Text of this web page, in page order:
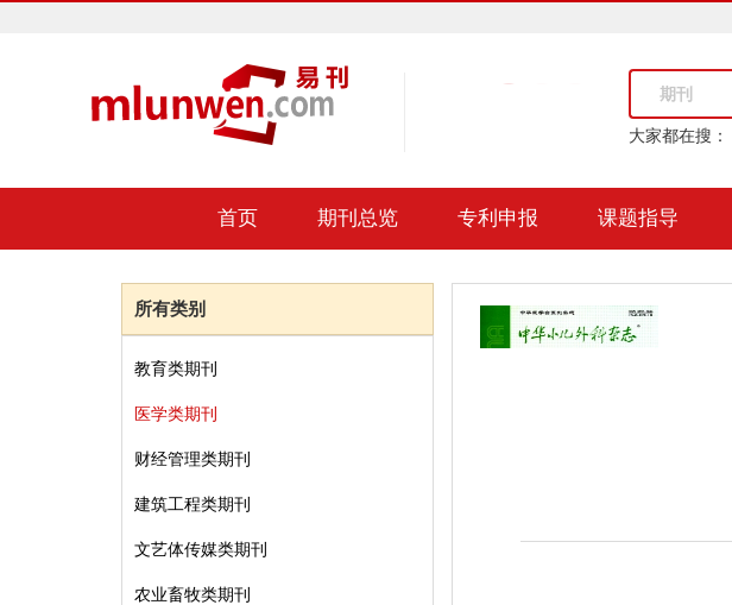
期刊
大家都在搜：
首页 期刊总览 专利申报 课题指导
所有类别
教育类期刊
医学类期刊
财经管理类期刊
建筑工程类期刊
文艺体传媒类期刊
农业畜牧类期刊